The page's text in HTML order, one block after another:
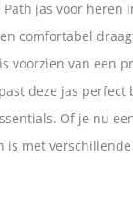
Path jas voor
comfortabel
voorzien van een
deze jas
Of je nu
is met